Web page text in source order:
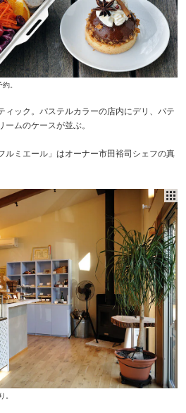
。
ック。パステルカラーの店内にデリ、パテ
ムのケースが並ぶ。
ミエール」はオーナー市田裕司シェフの真
。